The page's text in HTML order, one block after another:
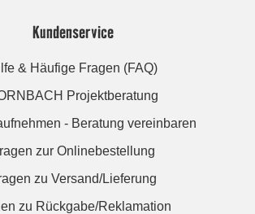
Kundenservice
& Häufige Fragen (FAQ)
Projektberatung
- Beratung vereinbaren
zur Onlinebestellung
zu Versand/Lieferung
zu Rückgabe/Reklamation